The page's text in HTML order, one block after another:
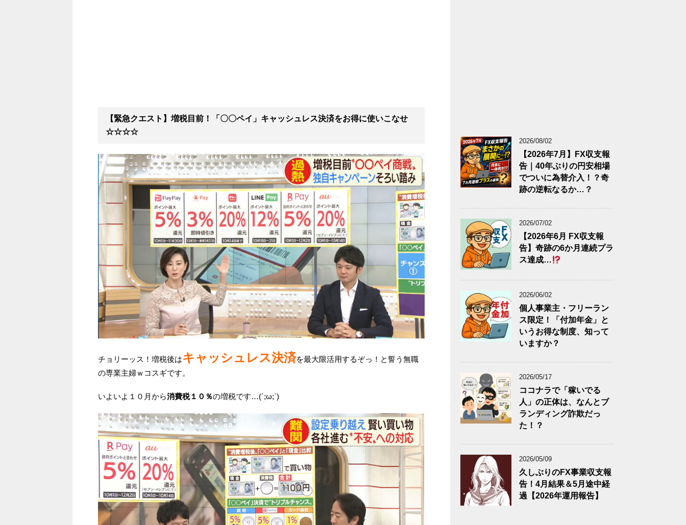
【緊急クエスト】増税目前！「〇〇ペイ」キャッシュレス決済をお得に使いこなせ
☆☆☆☆
チョリーッス！増税後はキャッシュレス決済を最大限活用するぞっ！と誓う無職
の専業主婦ｗコスギです。
いよいよ１０月から消費税１０％の増税です…(´;ω;`)
2026/08/02
【2026年7月】FX収支報
告｜40年ぶりの円安相場
でついに為替介入！？奇
跡の逆転なるか…？
2026/07/02
【2026年6月 FX収支報
告】奇跡の6か月連続プラ
ス達成…
2026/06/02
個人事業主・フリーラン
ス限定！「付加年金」と
いうお得な制度、知って
いますか？
2026/05/17
ココナラで「稼いでる
人」の正体は、なんとブ
ランディング詐欺だっ
た！？
2026/05/09
久しぶりのFX事業収支報
告！4月結果＆5月途中経
過【2026年運用報告】